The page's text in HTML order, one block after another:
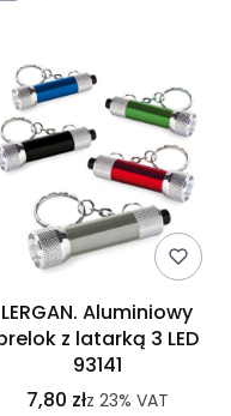
LERGAN. Aluminiowy
z latarką 3 LED
93141
7,80 złz 23% VAT